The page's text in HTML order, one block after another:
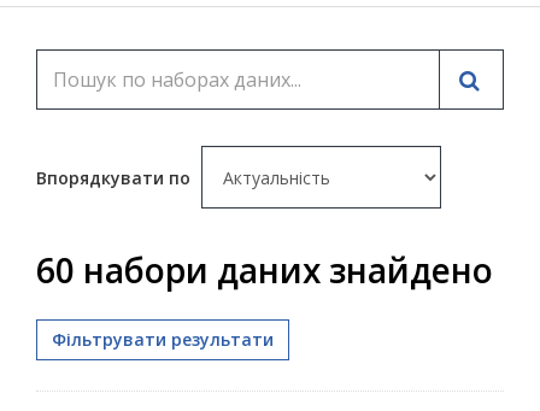
Впорядкувати по
60 набори даних знайдено
Фільтрувати результати